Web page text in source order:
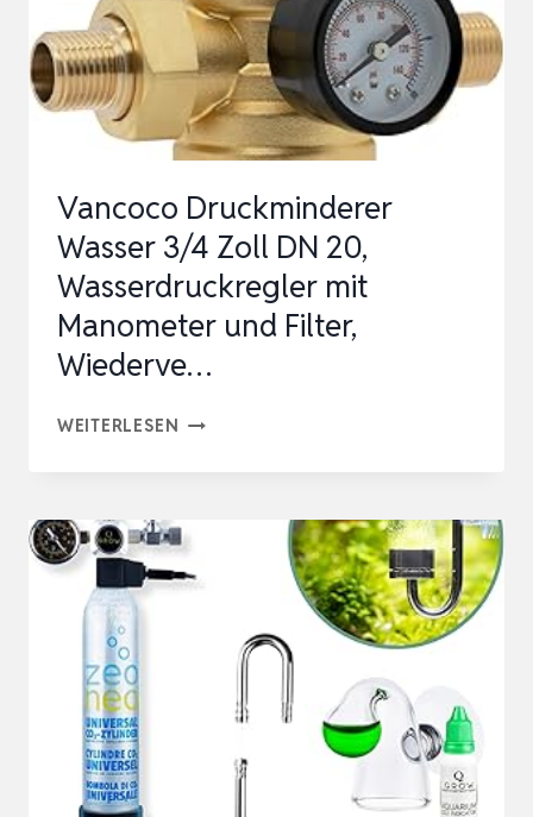
EPFLANZTES A
QUARIUM, D
OPPELMANOMETER …
Vancoco Druckminderer
Wasser 3/4 Zoll DN 20,
Wasserdruckregler mit
Manometer und Filter,
Wiederve…
WEITERLESEN VANCOCO
3/4
ZOLL
WASSERDRUCKREGLER